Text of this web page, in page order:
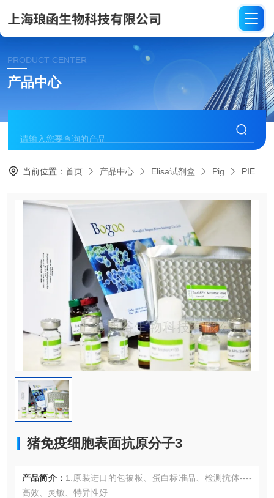
PRODUCT CENTER
产品中心
当前位置：首页 产品中心 Elisa试剂盒 Pig PIE013猪免疫细胞表面抗原分子3
猪免疫细胞表面抗原分子3
产品简介： 1.原装进口的包被板、蛋白标准品、检测抗体----
高效、灵敏、特异性好